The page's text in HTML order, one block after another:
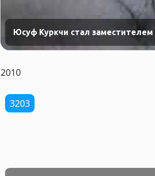
Юсуф Куркчи стал
2010
3203